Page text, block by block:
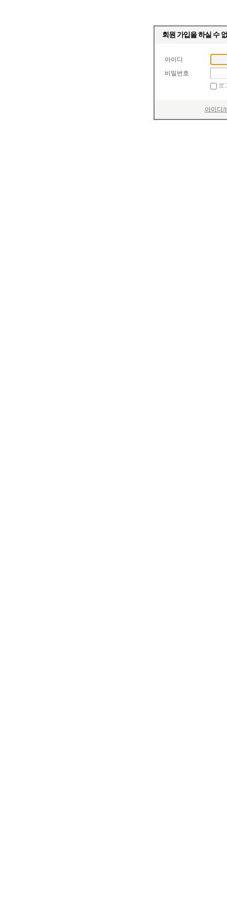
회원 가입을 하실 수
아이디
비밀번호
로
아이디/